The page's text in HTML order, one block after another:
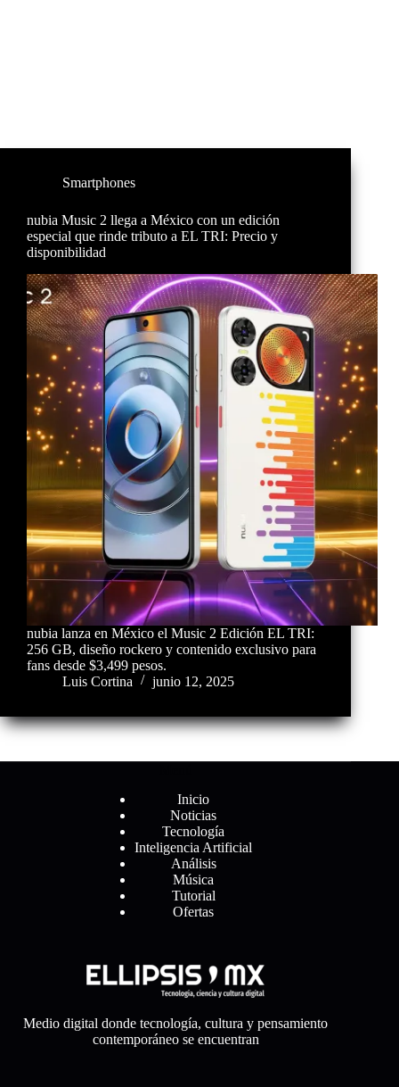
Smartphones
nubia Music 2 llega a México con un edición
especial que rinde tributo a EL TRI: Precio y
disponibilidad
nubia lanza en México el Music 2 Edición EL TRI:
256 GB, diseño rockero y contenido exclusivo para
fans desde $3,499 pesos.
Luis Cortina
junio 12, 2025
Inicio
Noticias
Tecnología
Inteligencia Artificial
Análisis
Música
Tutorial
Ofertas
Medio digital donde tecnología, cultura y pensamiento
contemporáneo se encuentran